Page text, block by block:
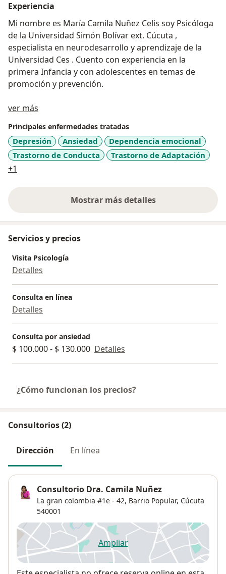
Experiencia
Mi nombre es María Camila Nuñez Celis soy Psicóloga
de la Universidad Simón Bolívar ext. Cúcuta ,
especialista en neurodesarrollo y aprendizaje de la
Universidad Ces . Cuento con experiencia en la
primera Infancia y con adolescentes en temas de
promoción y prevención.
Me apasiona ayudar a los niños a superar desafíos
sana y equilibrada. Mi enfoque terapéutico se basa en
la empatía, el respeto y la comprensión de las
necesidades únicas de cada niño.
ver más
Principales enfermedades tratadas
Depresión Ansiedad
Dependencia emocional
Trastorno de Conducta
Trastorno de Adaptación
+1
Mostrar más detalles
sobre la experiencia
Servicios y precios
Visita Psicología
Detalles
Consulta en línea
Detalles
Consulta por ansiedad
$ 100.000 - $ 130.000 Detalles
¿Cómo funcionan los precios?
Consultorios (2)
Dirección En línea
Consultorio Dra. Camila Nuñez
La gran colombia #1e - 42, Barrio Popular, Cúcuta
540001
Ampliarse abre en una nueva